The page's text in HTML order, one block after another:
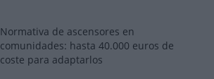
Normativa de ascensores en
comunidades: hasta 40.000 euros de
coste para adaptarlos